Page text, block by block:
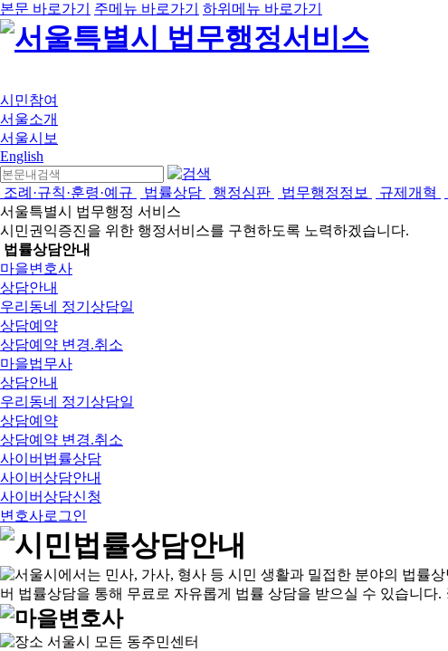
본문 바로가기 주메뉴 바로가기 하위메뉴 바로가기
시민참여
서울소개
서울시보
English
조례·규칙·훈령·예규 법률상담 행정심판 법무행정정보 규제개혁
서울특별시 법무행정 서비스
시민권익증진을 위한 행정서비스를 구현하도록 노력하겠습니다.
법률상담안내
마을변호사
상담안내
우리동네 정기상담일
상담예약
상담예약 변경.취소
마을법무사
상담안내
우리동네 정기상담일
상담예약
상담예약 변경.취소
사이버법률상담
사이버상담안내
사이버상담신청
변호사로그인
서울시 모든 동주민센터